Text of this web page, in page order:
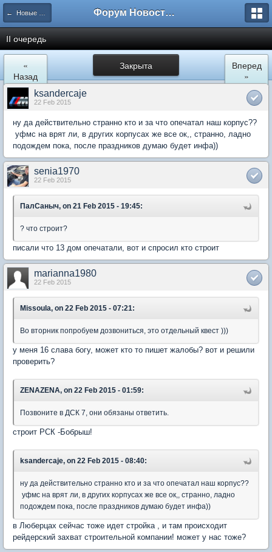
← Новые Водники Форум Новостройки
II очередь
Закрыта
«
Назад
Вперед
»
ksandercaje
22 Feb 2015
ну да действительно странно кто и за что опечатал наш корпус??
уфмс на врят ли, в других корпусах же все ок,, странно, ладно
подождем пока, после праздников думаю будет инфа))
senia1970
22 Feb 2015
ПалСаныч, on 21 Feb 2015 - 19:45:
? что строит?
писали что 13 дом опечатали, вот и спросил кто строит
marianna1980
22 Feb 2015
Missoula, on 22 Feb 2015 - 07:21:
Во вторник попробуем дозвониться, это отдельный квест )))
у меня 16 слава богу, может кто то пишет жалобы? вот и решили
проверить?
ZENAZENA, on 22 Feb 2015 - 01:59:
Позвоните в ДСК 7, они обязаны ответить.
строит РСК -Бобрыш!
ksandercaje, on 22 Feb 2015 - 08:40:
ну да действительно странно кто и за что опечатал наш корпус??
уфмс на врят ли, в других корпусах же все ок,, странно, ладно
подождем пока, после праздников думаю будет инфа))
в Люберцах сейчас тоже идет стройка , и там происходит
рейдерский захват строительной компании! может у нас тоже?